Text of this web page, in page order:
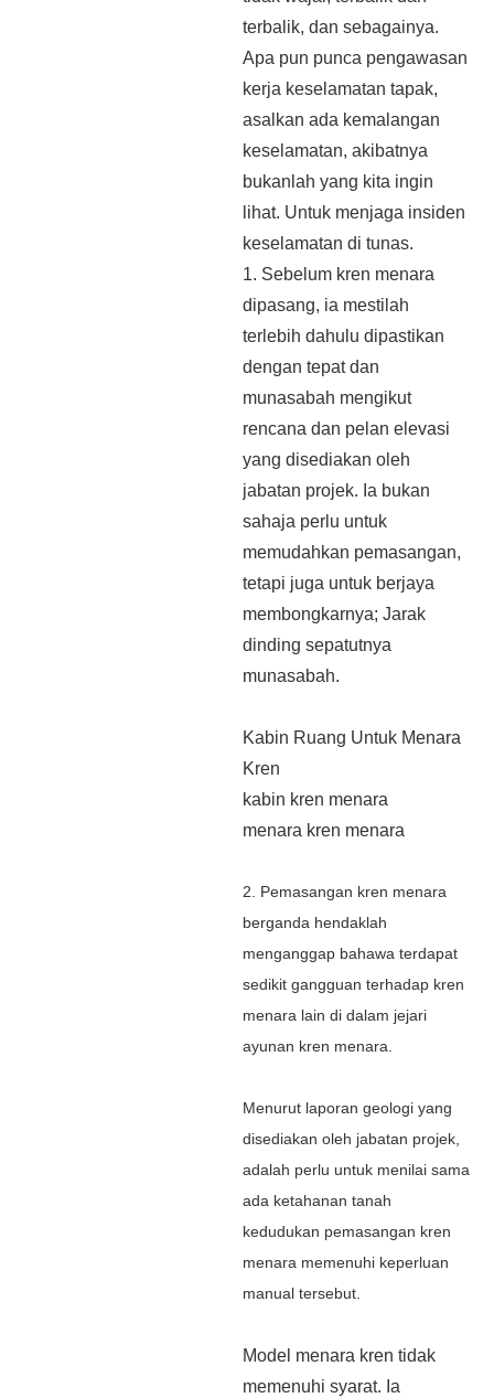
terbalik, dan sebagainya.
Apa pun punca pengawasan
kerja keselamatan tapak,
asalkan ada kemalangan
keselamatan, akibatnya
bukanlah yang kita ingin
lihat. Untuk menjaga insiden
keselamatan di tunas.
1. Sebelum kren menara
dipasang, ia mestilah
terlebih dahulu dipastikan
dengan tepat dan
munasabah mengikut
rencana dan pelan elevasi
yang disediakan oleh
jabatan projek. Ia bukan
sahaja perlu untuk
memudahkan pemasangan,
tetapi juga untuk berjaya
membongkarnya; Jarak
dinding sepatutnya
munasabah.
Kabin Ruang Untuk Menara
Kren
kabin kren menara
menara kren menara
2. Pemasangan kren menara
berganda hendaklah
menganggap bahawa terdapat
sedikit gangguan terhadap kren
menara lain di dalam jejari
ayunan kren menara.
Menurut laporan geologi yang
disediakan oleh jabatan projek,
adalah perlu untuk menilai sama
ada ketahanan tanah
kedudukan pemasangan kren
menara memenuhi keperluan
manual tersebut.
Model menara kren tidak
memenuhi syarat. Ia